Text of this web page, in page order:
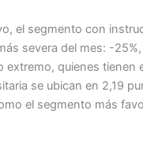
el segmento con
severa del mes: -
extremo, quienes tienen
se ubican en 2,19
el segmento más